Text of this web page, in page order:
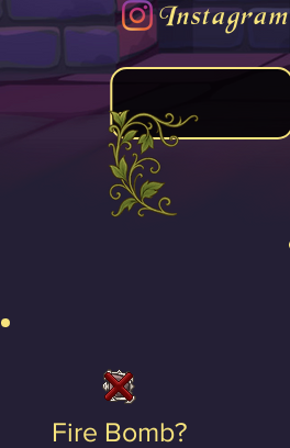
Instagram
Fire Bomb?